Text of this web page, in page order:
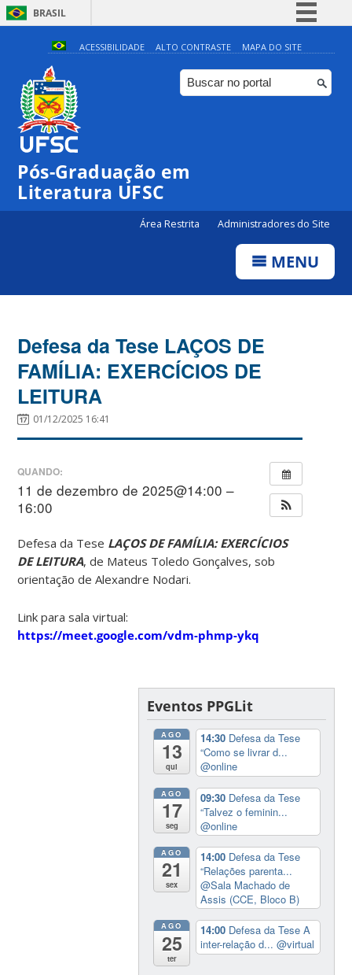
BRASIL
Simplifique!
Comunica BR
Participe
ACESSIBILIDADE ALTO CONTRASTE MAPA DO SITE
Pós-Graduação em
Literatura UFSC
Área Restrita Administradores do Site
MENU
Defesa da Tese LAÇOS DE
FAMÍLIA: EXERCÍCIOS DE
LEITURA
01/12/2025 16:41
QUANDO:
11 de dezembro de 2025@14:00 –
16:00
Defesa da Tese LAÇOS DE FAMÍLIA: EXERCÍCIOS
DE LEITURA, de Mateus Toledo Gonçalves, sob
orientação de Alexandre Nodari.
Link para sala virtual:
https://meet.google.com/vdm-phmp-ykq
Eventos PPGLit
AGO
13
qui
14:30 Defesa da Tese
“Como se livrar d...
@online
AGO
17
seg
09:30 Defesa da Tese
“Talvez o feminin...
@online
AGO
21
sex
14:00 Defesa da Tese
“Relações parenta...
@Sala Machado de
Assis (CCE, Bloco B)
AGO
25
ter
14:00 Defesa da Tese A
inter-relação d...@virtual